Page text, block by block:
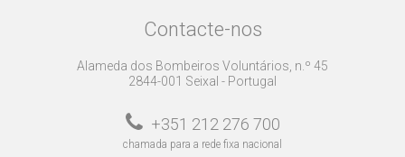
Contacte-nos
Alameda dos Bombeiros Voluntários, n.º 45
2844-001 Seixal - Portugal
+351 212 276 700
chamada para a rede fixa nacional